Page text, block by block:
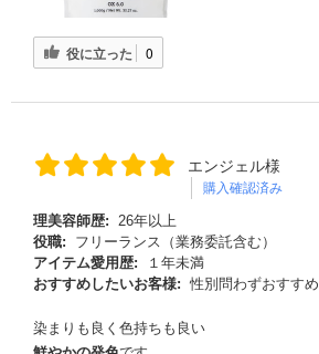
役に立った 0
エンジェル様
購入確認済み
理美容師歴:
26年以上
役職:
フリーランス（業務委託含む）
アイテム愛用歴:
１年未満
おすすめしたいお客様: 性別問わずおすすめ
染まりも良く色持ちも良い